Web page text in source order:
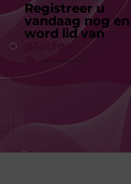
Registreer u
vandaag nog en
word lid van
platform